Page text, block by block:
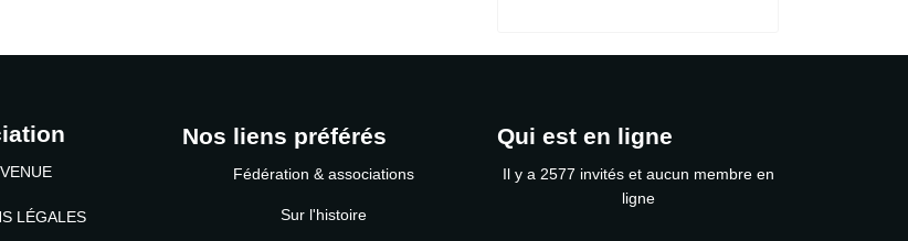
LÉGALES
Nos liens préférés
Fédération & associations
Sur l'histoire
Qui est en ligne
Il y a 2577 invités et aucun membre en
ligne